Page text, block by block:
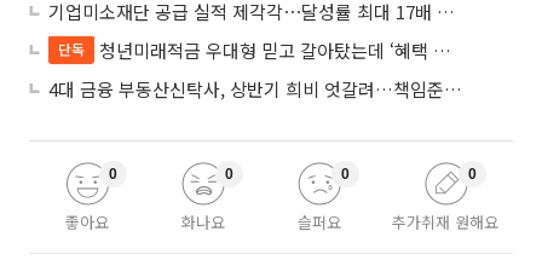
기업미소재단 공급 실적 제각각⋯달성률 최대 17배 차이
단독
청년미래적금 우대형 믿고 갈아탔는데 ‘혜택 반토막’…심사 오류에 가입자 혼선
4대 금융 부동산신탁사, 상반기 희비 엇갈려…책임준공 손실 반영 시점이 갈랐다
좋아요
0
화나요
0
슬퍼요
0
추가취재 원해요
0